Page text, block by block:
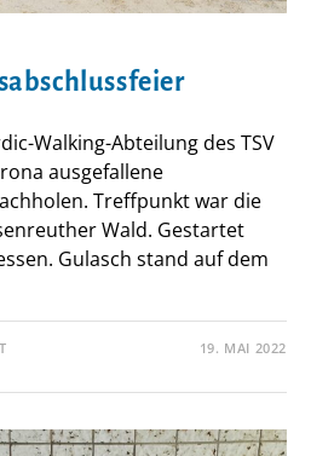
Walking-Abteilung des TSV
ausgefallene
Treffpunkt war die
Wald. Gestartet
Gulasch stand auf dem
FÜR 19. MAI 2022